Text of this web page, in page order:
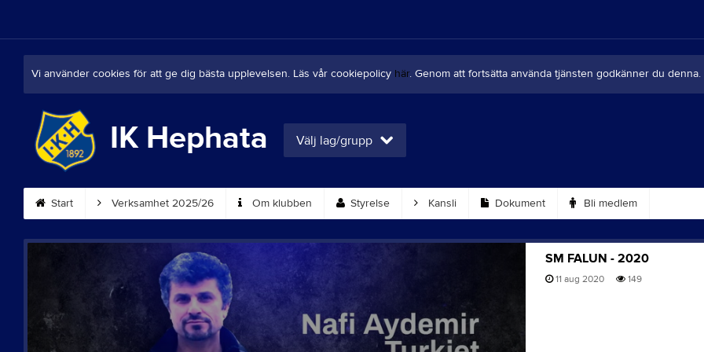
Vi använder cookies för att ge dig bästa upplevelsen. Läs vår cookiepolicy här. Genom att fortsätta använda tjänsten godkänner du denna.
IK Hephata Välj lag/grupp
Start Verksamhet 2025/26 Om klubben Styrelse Kansli Dokument Bli medlem
SM FALUN - 2020
11 aug 2020 149